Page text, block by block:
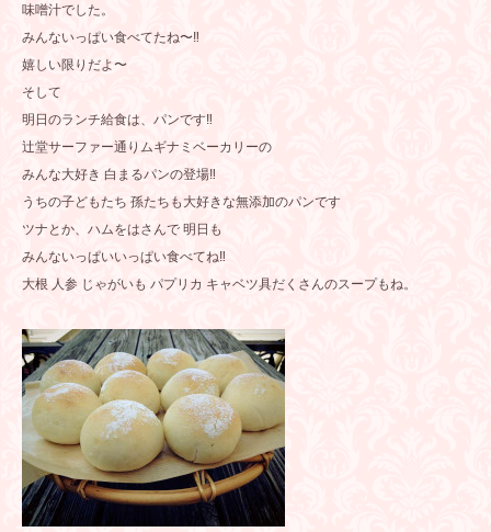
味噌汁でした。
みんないっぱい食べてたね〜‼️
嬉しい限りだよ〜
そして
明日のランチ給食は、パンです‼️
辻堂サーファー通りムギナミベーカリーの
みんな大好き 白まるパンの登場‼️
うちの子どもたち 孫たちも大好きな無添加のパンです
ツナとか、ハムをはさんで 明日も
みんないっぱいいっぱい食べてね‼️
大根 人参 じゃがいも パプリカ キャベツ具だくさんのスープもね。